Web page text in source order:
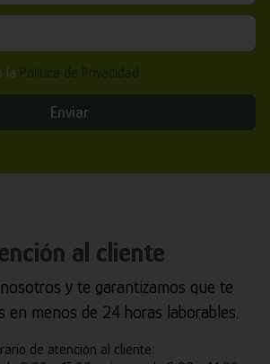
la
Enviar
al cliente
y te garantizamos que te
en menos de 24 horas laborables.
de atención al cliente: